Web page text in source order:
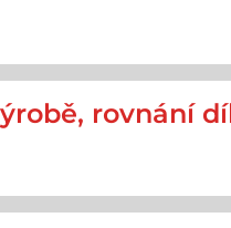
rovnání